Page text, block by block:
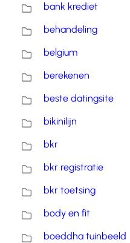
bank krediet
behandeling
belgium
berekenen
beste datingsite
bikinilijn
bkr
bkr registratie
bkr toetsing
body en fit
boeddha tuinbeeld